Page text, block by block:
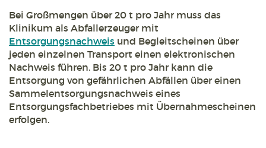
Bei Großmengen über 20 t pro Jahr muss das
Klinikum als Abfallerzeuger mit
Entsorgungsnachweis und Begleitscheinen über
jeden einzelnen Transport einen elektronischen
Nachweis führen. Bis 20 t pro Jahr kann die
Entsorgung von gefährlichen Abfällen über einen
Sammelentsorgungsnachweis eines
Entsorgungsfachbetriebes mit Übernahmescheinen
erfolgen.